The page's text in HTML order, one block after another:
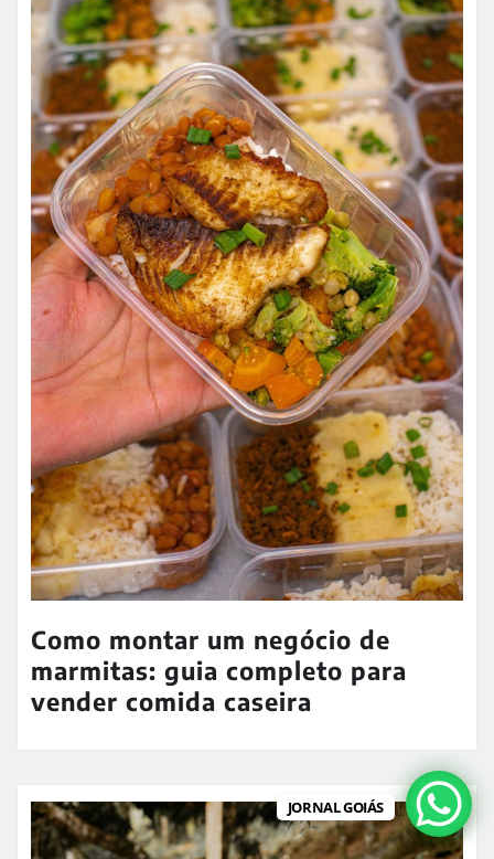
Como montar um negócio de
marmitas: guia completo para
vender comida caseira
JORNAL GOIÁS